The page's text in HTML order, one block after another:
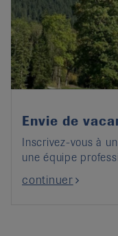
Envie de
Inscrivez-vous à
une équipe
continuer